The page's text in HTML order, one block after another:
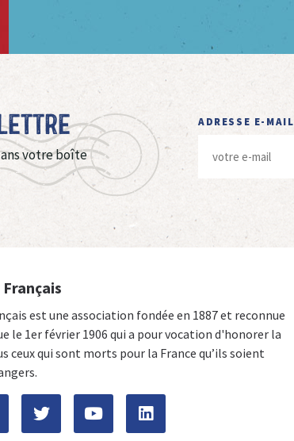
votre boîte
ADRESSE E-MAIL
est une association fondée en 1887 et reconnue
le 1er février 1906 qui a pour vocation d'honorer la
ceux qui sont morts pour la France qu’ils soient